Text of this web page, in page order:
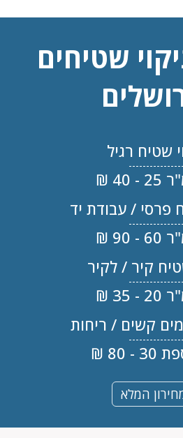
שטיחים
שטיח רגיל
₪
פרסי / עבודת יד
₪
קיר / לקיר
₪
קשים / ריחות
80 ₪
המלא